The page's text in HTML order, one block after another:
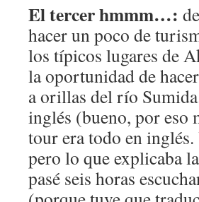
El tercer hmmm…:
hacer un poco de
los típicos lugares de
la oportunidad de
a orillas del río
inglés (bueno, por eso
tour era todo en
pero lo que explicaba
pasé seis horas